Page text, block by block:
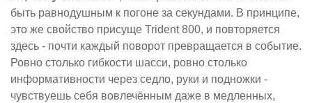
быть равнодушным к погоне за секундами. В принципе,
это же свойство присуще Trident 800, и повторяется
здесь - почти каждый поворот превращается в событие.
Ровно столько гибкости шасси, ровно столько
информативности через седло, руки и подножки -
чувствуешь себя вовлечённым даже в медленных,